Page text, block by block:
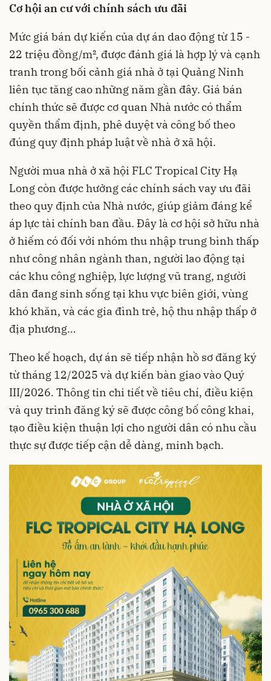
Cơ hội an cư với chính sách ưu đãi
Mức giá bán dự kiến của dự án dao động từ 15 -
22 triệu đồng/m², được đánh giá là hợp lý và cạnh
tranh trong bối cảnh giá nhà ở tại Quảng Ninh
liên tục tăng cao những năm gần đây. Giá bán
chính thức sẽ được cơ quan Nhà nước có thẩm
quyền thẩm định, phê duyệt và công bố theo
đúng quy định pháp luật về nhà ở xã hội.
Người mua nhà ở xã hội FLC Tropical City Hạ
Long còn được hưởng các chính sách vay ưu đãi
theo quy định của Nhà nước, giúp giảm đáng kể
áp lực tài chính ban đầu. Đây là cơ hội sở hữu nhà
ở hiếm có đối với nhóm thu nhập trung bình thấp
như công nhân ngành than, người lao động tại
các khu công nghiệp, lực lượng vũ trang, người
dân đang sinh sống tại khu vực biên giới, vùng
khó khăn, và các gia đình trẻ, hộ thu nhập thấp ở
địa phương…
Theo kế hoạch, dự án sẽ tiếp nhận hồ sơ đăng ký
từ tháng 12/2025 và dự kiến bàn giao vào Quý
III/2026. Thông tin chi tiết về tiêu chí, điều kiện
và quy trình đăng ký sẽ được công bố công khai,
tạo điều kiện thuận lợi cho người dân có nhu cầu
thực sự được tiếp cận dễ dàng, minh bạch.